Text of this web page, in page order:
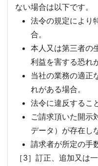
ない場合は以下です。
法令の規定により
合。
本人又は第三者の
利益を害する恐れ
当社の業務の適正
れがある場合。
法令に違反するこ
ご請求頂いた開示
データ）が存在し
請求者が所定の手
［3］訂正、追加又は